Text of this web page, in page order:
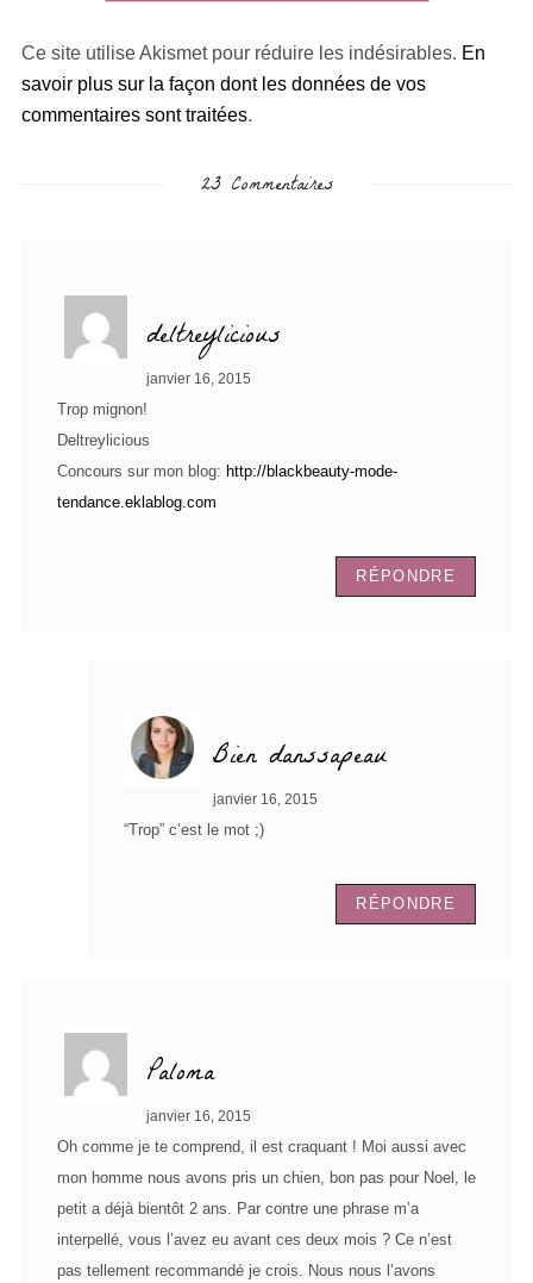
Ce site utilise Akismet pour réduire les indésirables. En
savoir plus sur la façon dont les données de vos
commentaires sont traitées.
23 Commentaires
deltreylicious
janvier 16, 2015
Trop mignon!
Deltreylicious
Concours sur mon blog: http://blackbeauty-mode-
tendance.eklablog.com
RÉPONDRE
Bien danssapeau
janvier 16, 2015
“Trop” c’est le mot ;)
RÉPONDRE
Paloma
janvier 16, 2015
Oh comme je te comprend, il est craquant ! Moi aussi avec
mon homme nous avons pris un chien, bon pas pour Noel, le
petit a déjà bientôt 2 ans. Par contre une phrase m’a
interpellé, vous l’avez eu avant ces deux mois ? Ce n’est
pas tellement recommandé je crois. Nous nous l’avons